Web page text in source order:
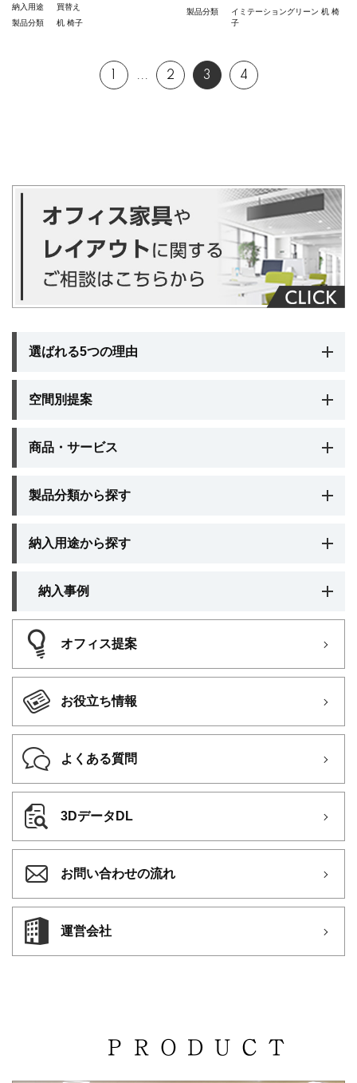
納入用途
買替え
製品分類
机 椅子
製品分類 イミテーショングリーン 机 椅
子
1 ... 2 3 4
選ばれる5つの理由
空間別提案
商品・サービス
製品分類から探す
納入用途から探す
納入事例
オフィス提案
お役立ち情報
よくある質問
3DデータDL
お問い合わせの流れ
運営会社